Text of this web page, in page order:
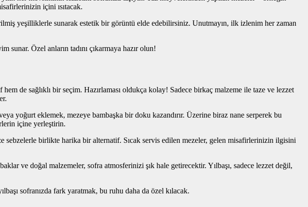
içini ısıtacak.
yeşilliklerle sunarak estetik bir görüntü elde edebilirsiniz. Unutmayın, ilk izlenim her zaman
sunar. Özel anların tadını çıkarmaya hazır olun!
de sağlıklı bir seçim. Hazırlaması oldukça kolay! Sadece birkaç malzeme ile taze ve lezzet
yoğurt eklemek, mezeye bambaşka bir doku kazandırır. Üzerine biraz nane serperek bu
içine yerleştirin.
sebzelerle birlikte harika bir alternatif. Sıcak servis edilen mezeler, gelen misafirlerinizin ilgisini
ve doğal malzemeler, sofra atmosferinizi şık hale getirecektir. Yılbaşı, sadece lezzet değil,
sofranızda fark yaratmak, bu ruhu daha da özel kılacak.